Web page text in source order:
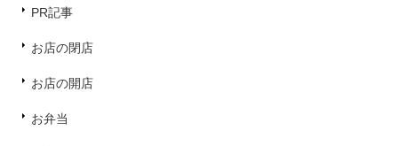
PR記事
お店の閉店
お店の開店
お弁当